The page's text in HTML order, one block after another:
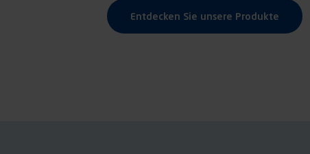
Entdecken Sie unsere Produkte